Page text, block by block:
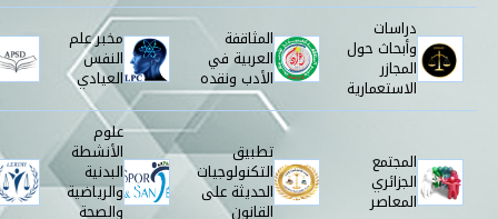
دراسات
وأبحاث حول
المجازر
الاستعمارية
المثاقفة
العربية في
الأدب ونقده
مخبر علم
النفس
العيادي
المجتمع
الجزائري
المعاصر
تطبيق
التكنولوجيات
الحديثة على
القانون
علوم
الأنشطة
البدنية
والرياضية
والصحة